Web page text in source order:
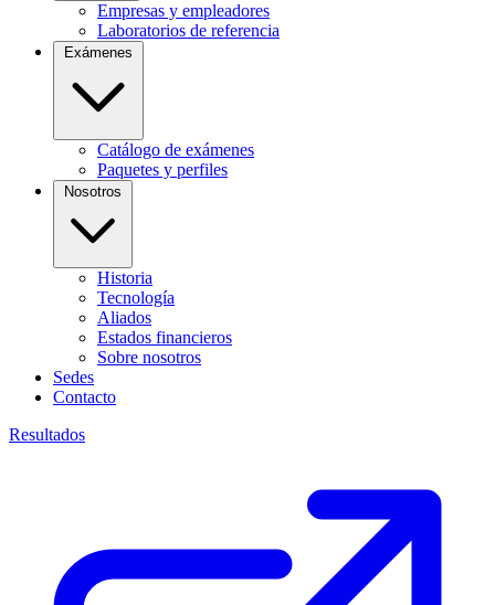
Empresas y empleadores
Laboratorios de referencia
Catálogo de exámenes
Paquetes y perfiles
Historia
Tecnología
Aliados
Estados financieros
Sobre nosotros
Sedes
Contacto
Resultados